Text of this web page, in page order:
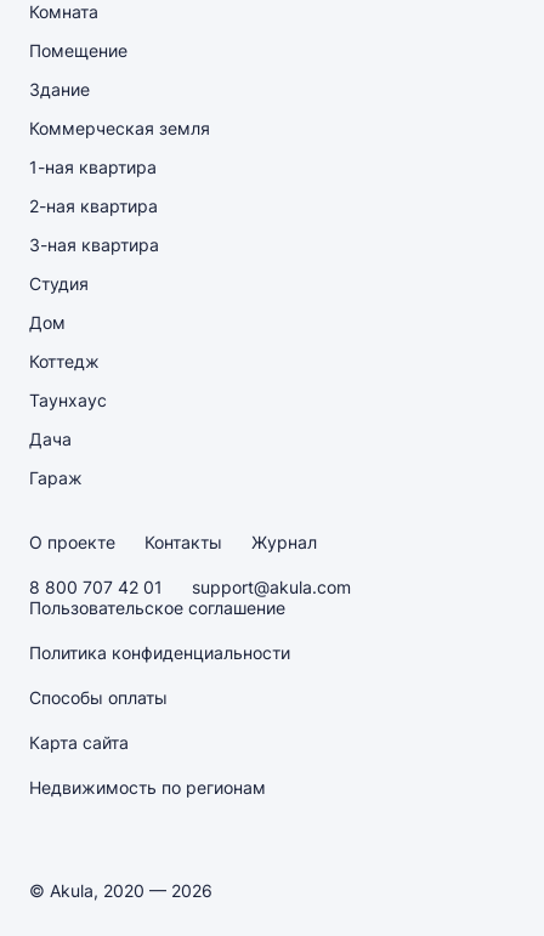
Комната
Помещение
Здание
Коммерческая земля
1-ная квартира
2-ная квартира
3-ная квартира
Студия
Дом
Коттедж
Таунхаус
Дача
Гараж
О проекте Контакты Журнал
8 800 707 42 01
support@akula.com
Пользовательское соглашение
Политика конфиденциальности
Способы оплаты
Карта сайта
Недвижимость по регионам
© Akula, 2020 — 2026